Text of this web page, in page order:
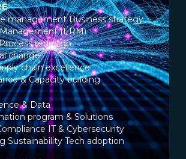
management Business strategy
(ERM)
redesign
change
chain excellence
& Capacity building
& Data
program & Solutions
IT & Cybersecurity
Sustainability Tech adoption